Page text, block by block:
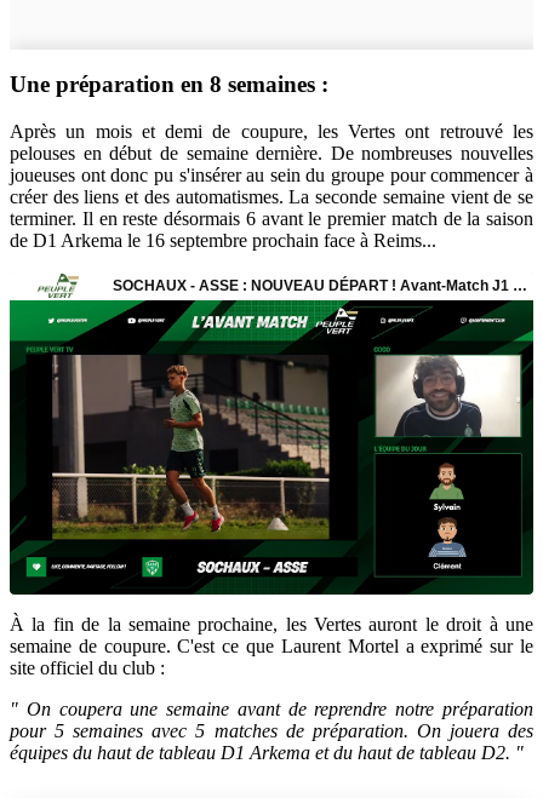
Une préparation en 8 semaines :
Après un mois et demi de coupure, les Vertes ont retrouvé les
pelouses en début de semaine dernière. De nombreuses nouvelles
joueuses ont donc pu s'insérer au sein du groupe pour commencer à
créer des liens et des automatismes. La seconde semaine vient de se
terminer. Il en reste désormais 6 avant le premier match de la saison
de D1 Arkema le 16 septembre prochain face à Reims...
À la fin de la semaine prochaine, les Vertes auront le droit à une
semaine de coupure. C'est ce que Laurent Mortel a exprimé sur le
site officiel du club :
" On coupera une semaine avant de reprendre notre préparation
pour 5 semaines avec 5 matches de préparation. On jouera des
équipes du haut de tableau D1 Arkema et du haut de tableau D2. "